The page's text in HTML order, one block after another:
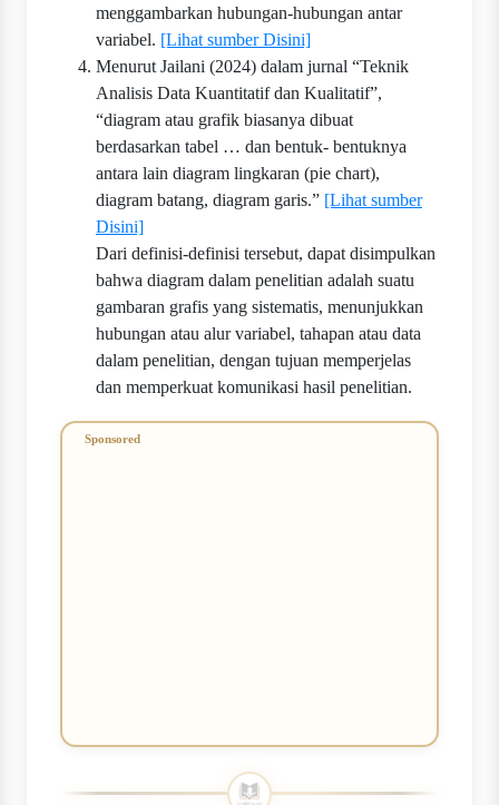
menggambarkan hubungan‐hubungan antar
variabel. [Lihat sumber Disini]
Menurut Jailani (2024) dalam jurnal “Teknik
Analisis Data Kuantitatif dan Kualitatif”,
“diagram atau grafik biasanya dibuat
berdasarkan tabel … dan bentuk- bentuknya
antara lain diagram lingkaran (pie chart),
diagram batang, diagram garis.” [Lihat sumber
Disini]
Dari definisi-definisi tersebut, dapat disimpulkan
bahwa diagram dalam penelitian adalah suatu
gambaran grafis yang sistematis, menunjukkan
hubungan atau alur variabel, tahapan atau data
dalam penelitian, dengan tujuan memperjelas
dan memperkuat komunikasi hasil penelitian.